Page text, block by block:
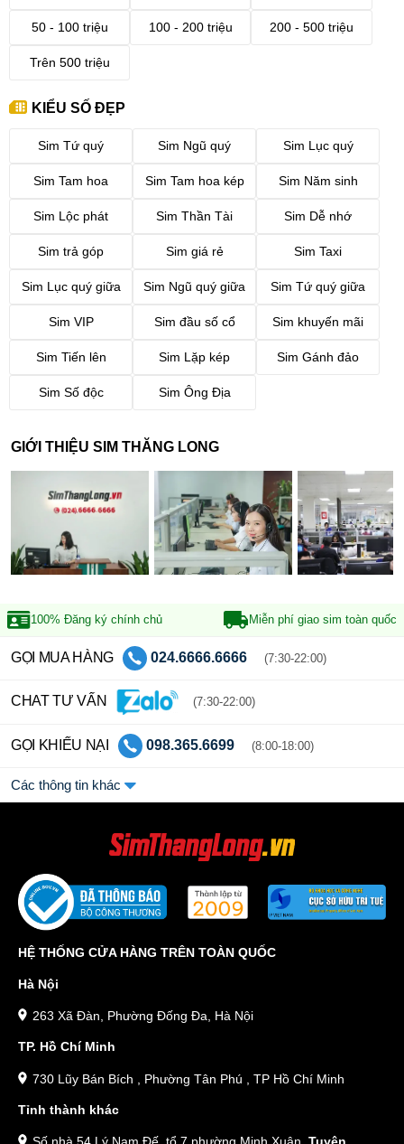
50 - 100 triệu 100 - 200 triệu 200 - 500 triệu
Trên 500 triệu
KIỂU SỐ ĐẸP
Sim Tứ quý Sim Ngũ quý Sim Lục quý
Sim Tam hoa Sim Tam hoa kép Sim Năm sinh
Sim Lộc phát Sim Thần Tài Sim Dễ nhớ
Sim trả góp Sim giá rẻ Sim Taxi
Sim Lục quý giữa Sim Ngũ quý giữa Sim Tứ quý giữa
Sim VIP Sim đầu số cổ Sim khuyến mãi
Sim Tiến lên Sim Lặp kép Sim Gánh đảo
Sim Số độc Sim Ông Địa
GIỚI THIỆU SIM THĂNG LONG
100% Đăng ký chính chủ Miễn phí giao sim toàn quốc
GỌI MUA HÀNG 024.6666.6666 (7:30-22:00)
CHAT TƯ VẤN (7:30-22:00)
GỌI KHIẾU NẠI 098.365.6699 (8:00-18:00)
Các thông tin khác
HỆ THỐNG CỬA HÀNG TRÊN TOÀN QUỐC
Hà Nội
263 Xã Đàn, Phường Đống Đa, Hà Nội
TP. Hồ Chí Minh
730 Lũy Bán Bích , Phường Tân Phú , TP Hồ Chí Minh
Tỉnh thành khác